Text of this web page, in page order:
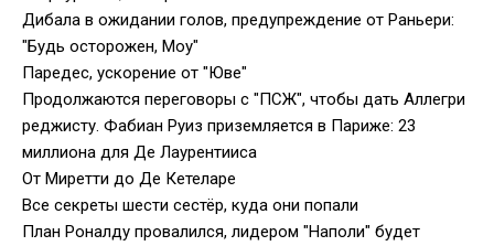
Дибала в ожидании голов, предупреждение от Раньери:
"Будь осторожен, Моу"
Паредес, ускорение от "Юве"
Продолжаются переговоры с "ПСЖ", чтобы дать Аллегри
реджисту. Фабиан Руиз приземляется в Париже: 23
миллиона для Де Лаурентииса
От Миретти до Де Кетеларе
Все секреты шести сестёр, куда они попали
План Роналду провалился, лидером "Наполи" будет